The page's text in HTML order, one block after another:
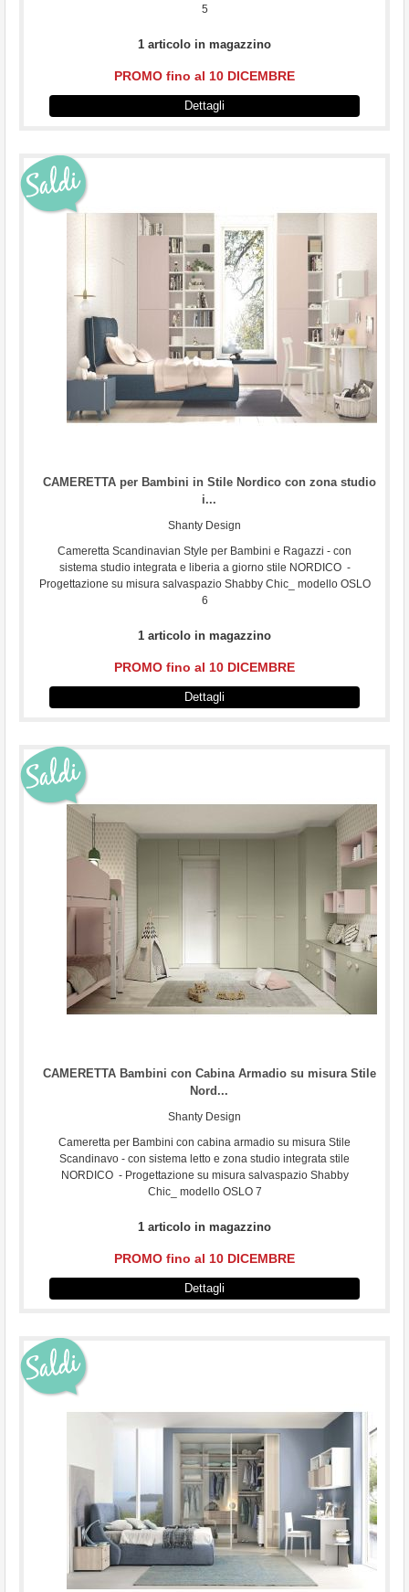
5
1 articolo in magazzino
PROMO fino al 10 DICEMBRE
Dettagli
CAMERETTA per Bambini in Stile Nordico con zona studio
i...
Shanty Design
Cameretta Scandinavian Style per Bambini e Ragazzi - con
sistema studio integrata e liberia a giorno stile NORDICO -
Progettazione su misura salvaspazio Shabby Chic_ modello OSLO
6
1 articolo in magazzino
PROMO fino al 10 DICEMBRE
Dettagli
CAMERETTA Bambini con Cabina Armadio su misura Stile
Nord...
Shanty Design
Cameretta per Bambini con cabina armadio su misura Stile
Scandinavo - con sistema letto e zona studio integrata stile
NORDICO - Progettazione su misura salvaspazio Shabby
Chic_ modello OSLO 7
1 articolo in magazzino
PROMO fino al 10 DICEMBRE
Dettagli